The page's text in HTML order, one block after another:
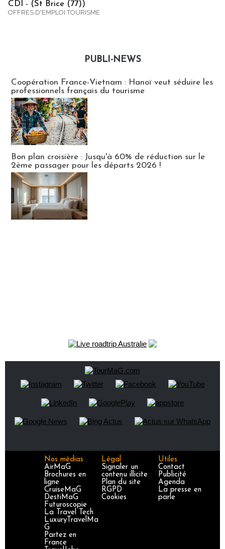
CDI - (St Brice (77))
OFFRES D'EMPLOI TOURISME
PUBLI-NEWS
Coopération France-Vietnam : Hanoï veut séduire les
professionnels français du tourisme
Bon plan croisière : Jusqu'à 60% de réduction sur le
2ème passager pour les départs 2026 !
Nos médias
AirMaG
Brochures en
ligne
CruiseMaG
DestiMaG
Futuroscopie
La Travel Tech
LuxuryTravelMa
G
Partez en
France
Légal
Signaler un
contenu illicite
Plan du site
RGPD
Cookies
Utiles
Contact
Publicité
Agenda
La presse en
parle